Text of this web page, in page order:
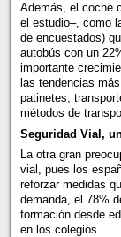
Además, el coche
el estudio–, como
de encuestados)
autobús con un
importante
las tendencias
patinetes,
métodos de
Seguridad Vial,
La otra gran
vial, pues los
reforzar medidas
demanda, el 78%
formación desde
en los colegios.